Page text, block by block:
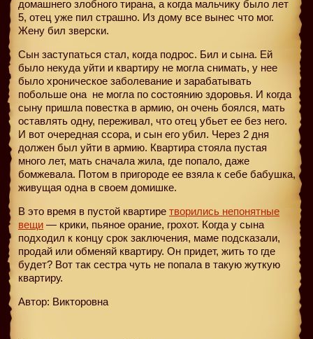
домашнего злобного тирана, а когда мальчику было лет
5, отец уже пил страшно. Из дому все вынес что мог.
Жену бил зверски.
Сын заступаться стал, когда подрос. Бил и сына. Ей
было некуда уйти и квартиру не могла снимать, у нее
было хроническое заболевание и зарабатывать
побольше она не могла по состоянию здоровья. И когда
сыну пришла повестка в армию, он очень боялся, мать
оставлять одну, переживал, что отец убьет ее без него.
И вот очередная ссора, и сын его убил. Через 2 дня
должен был уйти в армию. Квартира стояла пустая
много лет, мать сначала жила, где попало, даже
бомжевала. Потом в пригороде ее взяла к себе бабушка,
живущая одна в своем домишке.
В это время в пустой квартире творились непонятные
вещи — крики, пьяное орание, грохот. Когда у сына
подходил к концу срок заключения, маме подсказали,
продай или обменяй квартиру. Он придет, жить то где
будет? Вот так сестра чуть не попала в такую жуткую
квартиру.
Автор: Викторовна